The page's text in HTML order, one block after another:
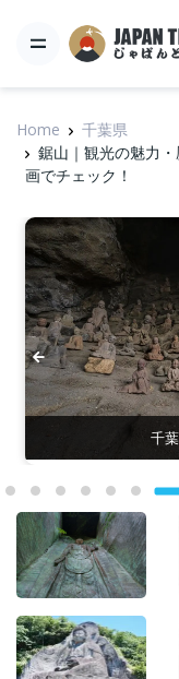
Home
千葉県
鋸山｜観光の魅力
画でチェック！
岩舞